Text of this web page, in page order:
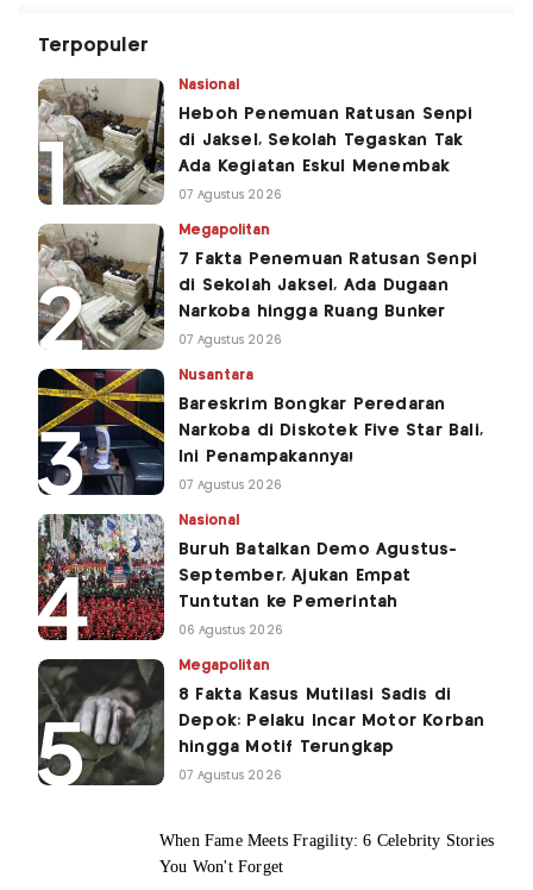
Terpopuler
Nasional
Heboh Penemuan Ratusan Senpi
di Jaksel, Sekolah Tegaskan Tak
Ada Kegiatan Eskul Menembak
07 Agustus 2026
Megapolitan
7 Fakta Penemuan Ratusan Senpi
di Sekolah Jaksel, Ada Dugaan
Narkoba hingga Ruang Bunker
07 Agustus 2026
Nusantara
Bareskrim Bongkar Peredaran
Narkoba di Diskotek Five Star Bali,
Ini Penampakannya!
07 Agustus 2026
Nasional
Buruh Batalkan Demo Agustus-
September, Ajukan Empat
Tuntutan ke Pemerintah
06 Agustus 2026
Megapolitan
8 Fakta Kasus Mutilasi Sadis di
Depok: Pelaku Incar Motor Korban
hingga Motif Terungkap
07 Agustus 2026